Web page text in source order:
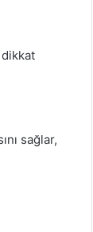
sağlar,